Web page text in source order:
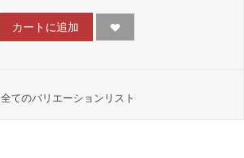
カートに追加
全てのバリエーションリスト